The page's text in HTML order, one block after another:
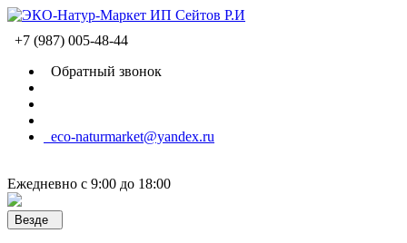
+7 (987) 005-48-44
Обратный звонок
eco-naturmarket@yandex.ru
Ежедневно с 9:00 до 18:00
Везде